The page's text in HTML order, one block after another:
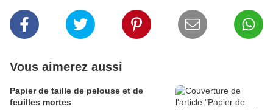
Vous aimerez aussi
Papier de taille de pelouse et de
feuilles mortes